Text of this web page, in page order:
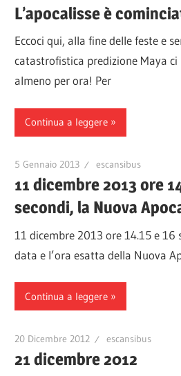
L’apocalisse è
Eccoci qui, alla fine delle feste e
catastrofistica predizione Maya
almeno per ora! Per
Continua a leggere
5 Gennaio 2013 escansibus
11 dicembre 2013 ore
secondi, la Nuova
11 dicembre 2013 ore 14.15 e 16
data e l’ora esatta della Nuova
Continua a leggere
20 Dicembre 2012 escansibus
21 dicembre 2012